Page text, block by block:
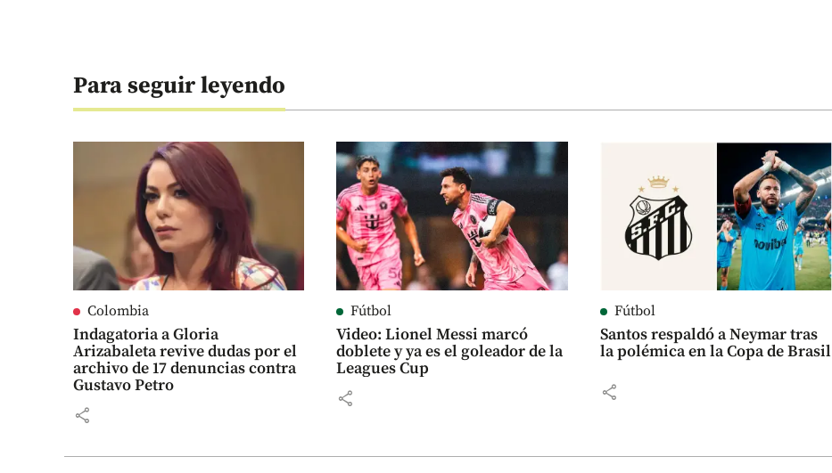
Para seguir leyendo
Colombia
Indagatoria a Gloria
Arizabaleta revive dudas por el
archivo de 17 denuncias contra
Gustavo Petro
share
Fútbol
Video: Lionel Messi marcó
doblete y ya es el goleador de la
Leagues Cup
share
Fútbol
Santos respaldó a Neymar tras
la polémica en la Copa de Brasil
share